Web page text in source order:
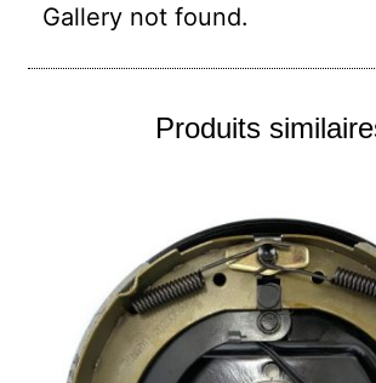
Gallery not found.
Produits